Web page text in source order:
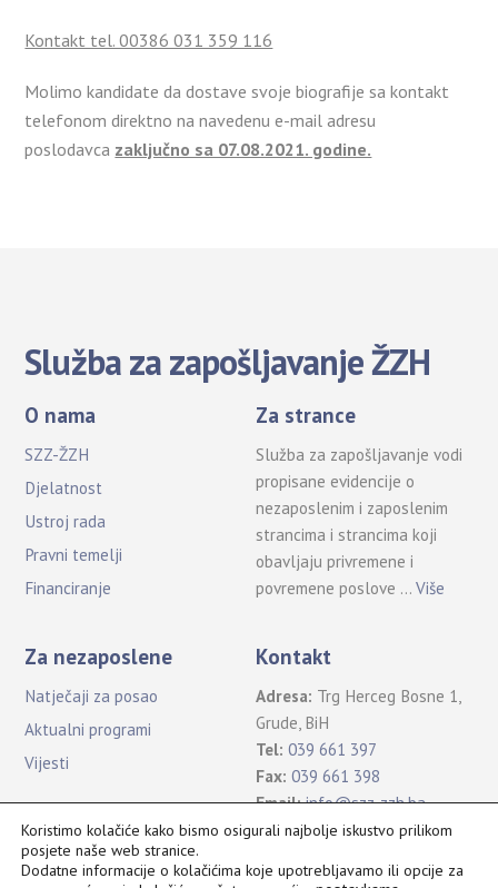
Kontakt tel. 00386 031 359 116
Molimo kandidate da dostave svoje biografije sa kontakt
telefonom direktno na navedenu e-mail adresu
poslodavca zaključno sa 07.08.2021. godine.
Služba za zapošljavanje ŽZH
O nama
SZZ-ŽZH
Djelatnost
Ustroj rada
Pravni temelji
Financiranje
Za strance
Služba za zapošljavanje vodi
propisane evidencije o
nezaposlenim i zaposlenim
strancima i strancima koji
obavljaju privremene i
povremene poslove …Više
Za nezaposlene
Natječaji za posao
Aktualni programi
Vijesti
Kontakt
Adresa: Trg Herceg Bosne 1,
Grude, BiH
Tel: 039 661 397
Fax: 039 661 398
Email: info@szz-zzh.ba
Koristimo kolačiće kako bismo osigurali najbolje iskustvo prilikom
posjete naše web stranice.
Dodatne informacije o kolačićima koje upotrebljavamo ili opcije za